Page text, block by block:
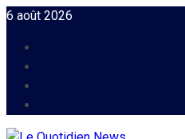
Skip
content
6 août 2026